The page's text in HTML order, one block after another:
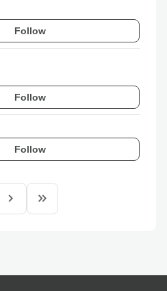
Follow
Follow
Follow
navigate_next keyboard_double_arrow_right